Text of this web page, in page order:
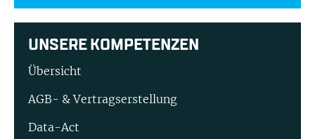
UNSERE KOMPETENZEN
Übersicht
AGB- & Vertragserstellung
Data-Act